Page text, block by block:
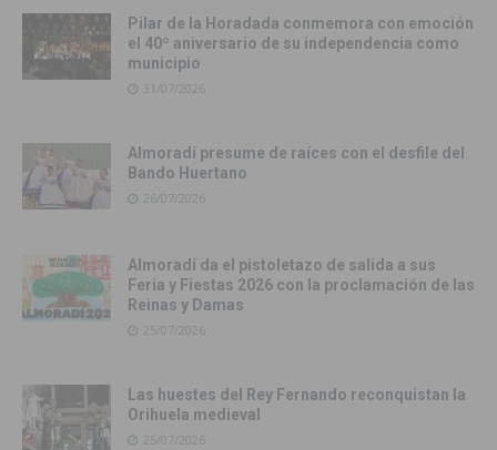
Pilar de la Horadada conmemora con emoción
el 40º aniversario de su independencia como
municipio
31/07/2026
Almoradí presume de raíces con el desfile del
Bando Huertano
26/07/2026
Almoradí da el pistoletazo de salida a sus
Feria y Fiestas 2026 con la proclamación de las
Reinas y Damas
25/07/2026
Las huestes del Rey Fernando reconquistan la
Orihuela medieval
25/07/2026